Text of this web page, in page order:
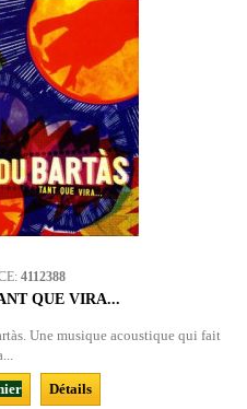
4112388
QUE VIRA...
Une musique acoustique qui fait
Détails